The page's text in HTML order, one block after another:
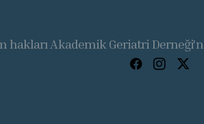
hakları Akademik Geriatri